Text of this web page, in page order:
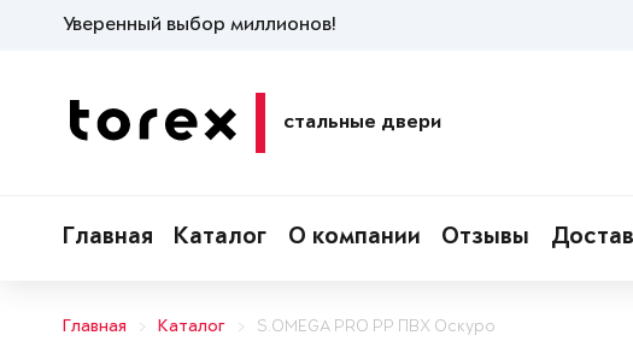
Уверенный выбор миллионов!
стальные двери
Главная Каталог О компании Отзывы
Главная Каталог S.OMEGA PRO PP ПВХ Оскуро